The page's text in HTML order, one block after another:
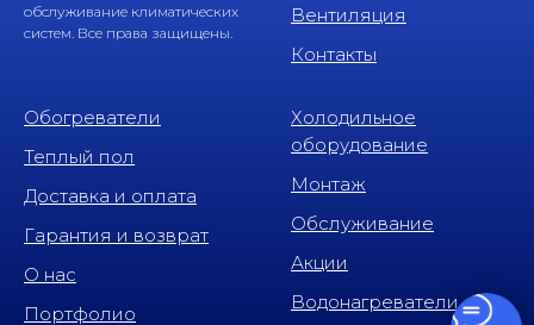
обслуживание климатических
систем. Все права защищены.
Вентиляция
Контакты
Обогреватели
Теплый пол
Доставка и оплата
Гарантия и возврат
О нас
Портфолио
Холодильное
оборудование
Монтаж
Обслуживание
Акции
Водонагреватели